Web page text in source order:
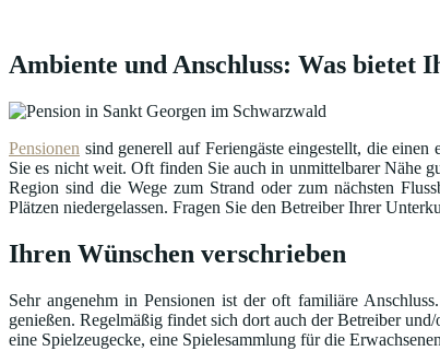
Ambiente und Anschluss: Was bietet
Pensionen sind generell auf Feriengäste eingestellt, die
Sie es nicht weit. Oft finden Sie auch in unmittelbarer Nähe
Region sind die Wege zum Strand oder zum nächsten
Plätzen niedergelassen. Fragen Sie den Betreiber Ihrer
Ihren Wünschen verschrieben
Sehr angenehm in Pensionen ist der oft familiäre
genießen. Regelmäßig findet sich dort auch der Betreiber
eine Spielzeugecke, eine Spielesammlung für die